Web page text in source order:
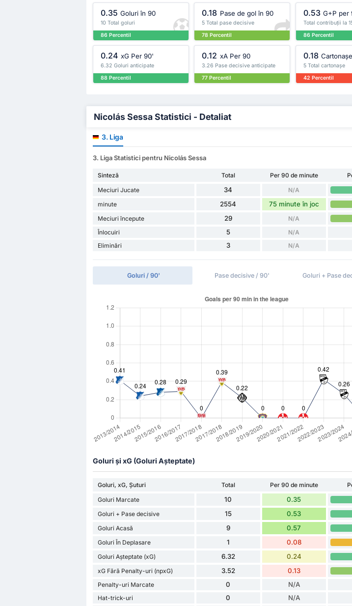
0.35 Goluri în 90
10 Total goluri
86 Percentil
0.18 Pase de gol în 90
5 Total pase decisive
78 Percentil
0.53 G+P per
Total contribuții la
86 Percentil
0.24 xG Per 90'
6.32 Goluri anticipate
88 Percentil
0.12 xA Per 90
3.26 Pase decisive anticipate
77 Percentil
0.18
5 Total cartonașe
42 Percentil
Nicolás Sessa Statistici - Detaliat
3. Liga
3. Liga Statistici pentru Nicolás Sessa
Sinteză Total Per 90 de minute
Meciuri Jucate
34 N/A
minute 2554 75 minute în joc
Meciuri începute 29 N/A
Înlocuiri 5 N/A
Eliminări 3 N/A
Goluri / 90' Pase decisive / 90' Goluri + Pase
Goluri și xG (Goluri Așteptate)
Goluri, xG, Șuturi Total Per 90 de minute
Goluri Marcate
10 0.35
Goluri + Pase decisive 15 0.53
Goluri Acasă 9 0.57
Goluri În Deplasare 1 0.08
Goluri Așteptate (xG) 6.32 0.24
xG Fără Penalty-uri (npxG) 3.52 0.13
Penalty-uri Marcate 0 N/A
Hat-trick-uri 0 N/A